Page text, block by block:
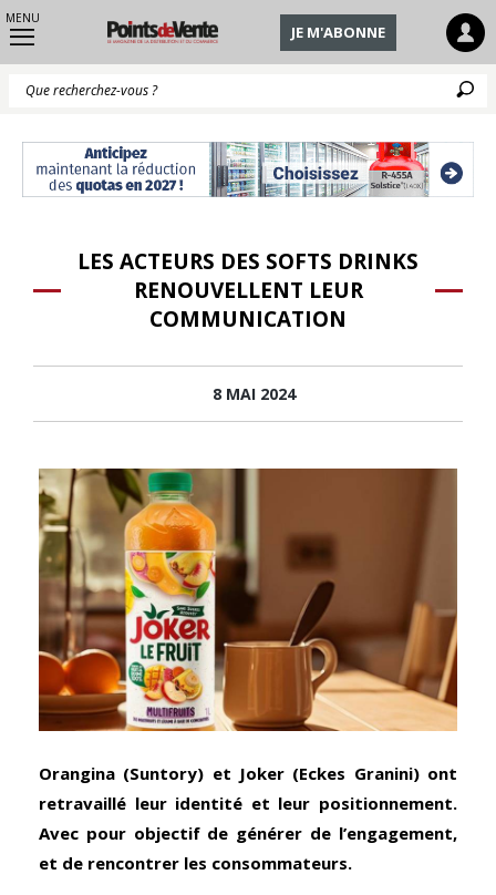
MENU
JE M'ABONNE
LES ACTEURS DES SOFTS DRINKS
RENOUVELLENT LEUR
COMMUNICATION
8 MAI 2024
Orangina (Suntory) et Joker (Eckes Granini) ont
retravaillé leur identité et leur positionnement.
Avec pour objectif de générer de l’engagement,
et de rencontrer les consommateurs.